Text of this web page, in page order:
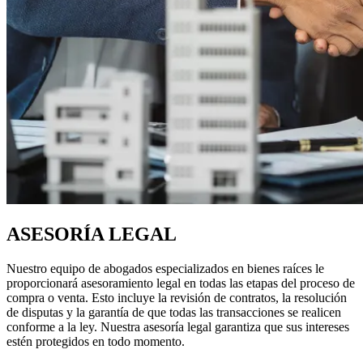
ASESORÍA LEGAL
Nuestro equipo de abogados especializados en bienes raíces le
proporcionará asesoramiento legal en todas las etapas del proceso de
compra o venta. Esto incluye la revisión de contratos, la resolución
de disputas y la garantía de que todas las transacciones se realicen
conforme a la ley. Nuestra asesoría legal garantiza que sus intereses
estén protegidos en todo momento.